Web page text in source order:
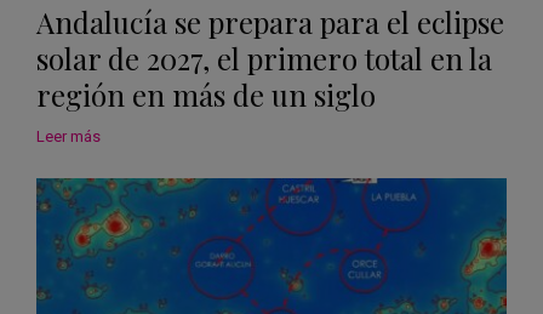
Andalucía se prepara para el eclipse
solar de 2027, el primero total en la
región en más de un siglo
Leer más